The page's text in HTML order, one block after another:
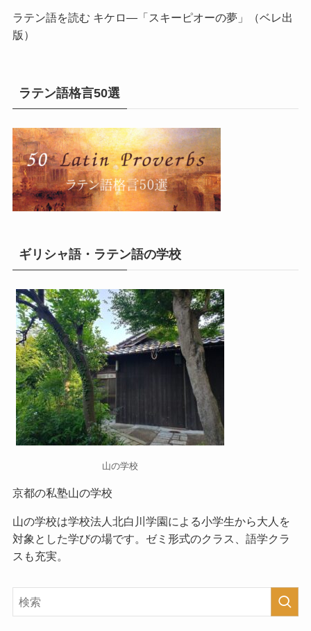
ラテン語を読む キケロ―「スキーピオーの夢」
（ベレ出
版）
ラテン語格言50選
ギリシャ語・ラテン語の学校
山の学校
京都の私塾山の学校
山の学校は学校法人北白川学園による小学生から大人を
対象とした学びの場です。ゼミ形式のクラス、語学クラ
スも充実。